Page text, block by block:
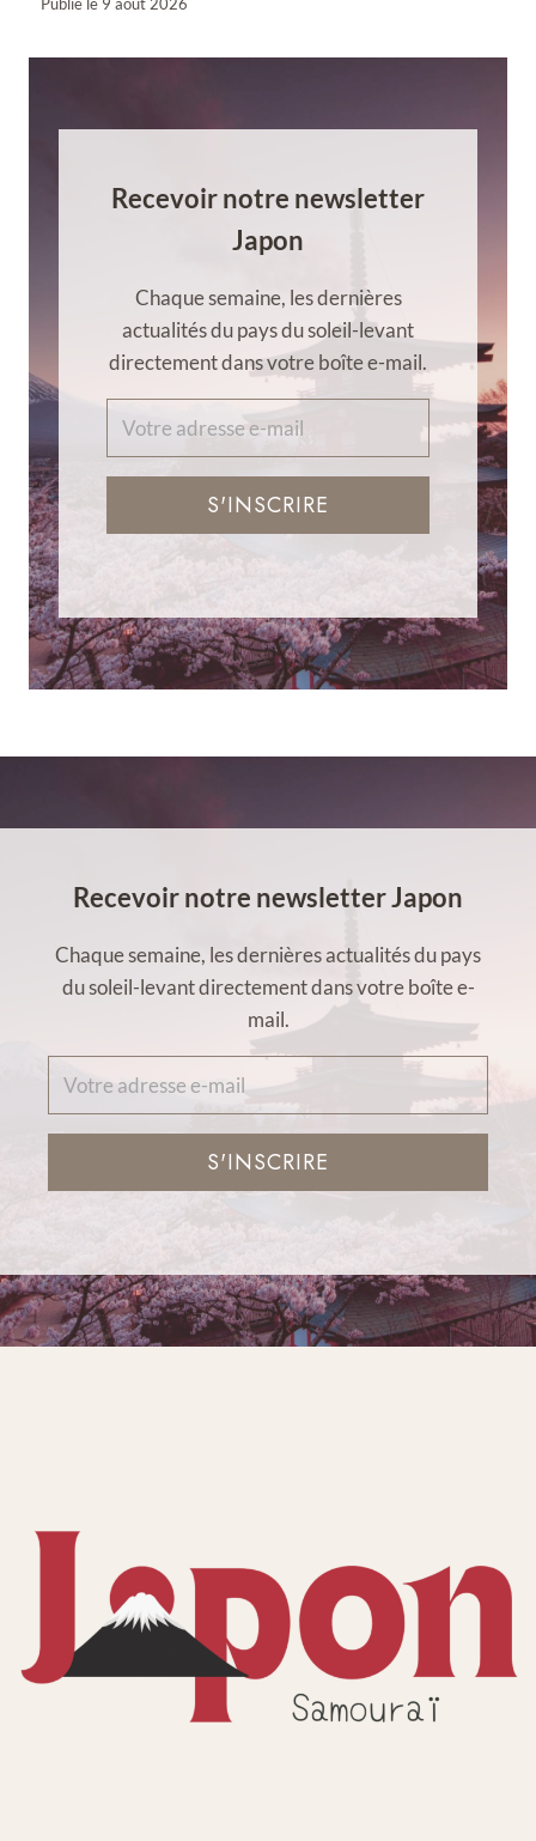
Recevoir notre newsletter
Japon
Chaque semaine, les dernières
actualités du pays du soleil-levant
directement dans votre boîte e-mail.
S'INSCRIRE
Recevoir notre newsletter Japon
Chaque semaine, les dernières actualités du pays
du soleil-levant directement dans votre boîte e-
mail.
S'INSCRIRE